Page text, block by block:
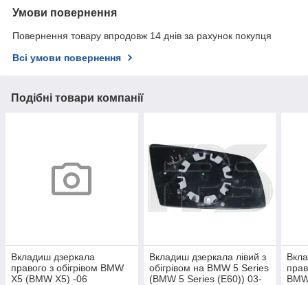
Умови повернення
Повернення товару впродовж 14 днів за рахунок покупця
Всі умови повернення
Подібні товари компанії
Вкладиш дзеркала
правого з обігрівом BMW
X5 (BMW X5) -06
Вкладиш дзеркала лівий з
обігрівом на BMW 5 Series
(BMW 5 Series (E60)) 03-